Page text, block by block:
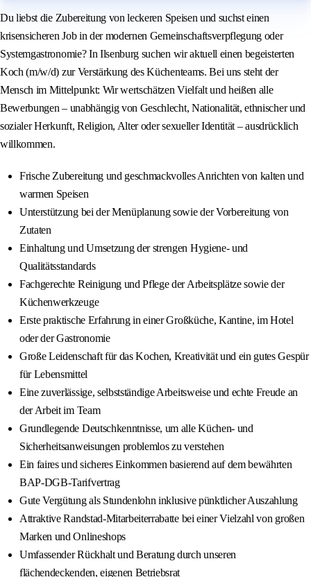
Du liebst die Zubereitung von leckeren Speisen und suchst einen
krisensicheren Job in der modernen Gemeinschaftsverpflegung oder
Systemgastronomie? In Ilsenburg suchen wir aktuell einen begeisterten
Koch (m/w/d) zur Verstärkung des Küchenteams. Bei uns steht der
Mensch im Mittelpunkt: Wir wertschätzen Vielfalt und heißen alle
Bewerbungen – unabhängig von Geschlecht, Nationalität, ethnischer und
sozialer Herkunft, Religion, Alter oder sexueller Identität – ausdrücklich
willkommen.
Frische Zubereitung und geschmackvolles Anrichten von kalten und
warmen Speisen
Unterstützung bei der Menüplanung sowie der Vorbereitung von
Zutaten
Einhaltung und Umsetzung der strengen Hygiene- und
Qualitätsstandards
Fachgerechte Reinigung und Pflege der Arbeitsplätze sowie der
Küchenwerkzeuge
Erste praktische Erfahrung in einer Großküche, Kantine, im Hotel
oder der Gastronomie
Große Leidenschaft für das Kochen, Kreativität und ein gutes Gespür
für Lebensmittel
Eine zuverlässige, selbstständige Arbeitsweise und echte Freude an
der Arbeit im Team
Grundlegende Deutschkenntnisse, um alle Küchen- und
Sicherheitsanweisungen problemlos zu verstehen
Ein faires und sicheres Einkommen basierend auf dem bewährten
BAP-DGB-Tarifvertrag
Gute Vergütung als Stundenlohn inklusive pünktlicher Auszahlung
Attraktive Randstad-Mitarbeiterrabatte bei einer Vielzahl von großen
Marken und Onlineshops
Umfassender Rückhalt und Beratung durch unseren
flächendeckenden, eigenen Betriebsrat